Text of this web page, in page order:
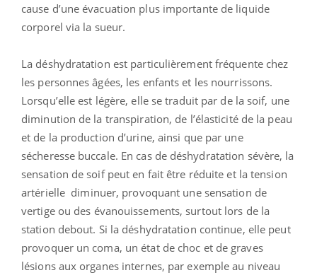
cause d’une évacuation plus importante de liquide
corporel via la sueur.
La déshydratation est particulièrement fréquente chez
les personnes âgées, les enfants et les nourrissons.
Lorsqu’elle est légère, elle se traduit par de la soif, une
diminution de la transpiration, de l’élasticité de la peau
et de la production d’urine, ainsi que par une
sécheresse buccale. En cas de déshydratation sévère, la
sensation de soif peut en fait être réduite et la tension
artérielle diminuer, provoquant une sensation de
vertige ou des évanouissements, surtout lors de la
station debout. Si la déshydratation continue, elle peut
provoquer un coma, un état de choc et de graves
lésions aux organes internes, par exemple au niveau